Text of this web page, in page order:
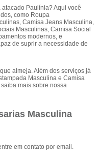
Paulínia? Aqui você
como Roupa
Camisa Jeans Masculina,
Masculinas, Camisa Social
modernos, e
de suprir a necessidade de
almeja. Além dos serviços já
Masculina e Camisa
mais sobre nossa
Masculina
em contato por email.